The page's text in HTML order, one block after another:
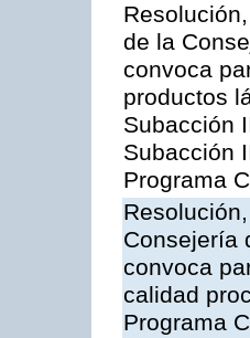
de la
convoca
productos
Subacción
Subacción
Programa
Consejería
convoca
calidad
Programa